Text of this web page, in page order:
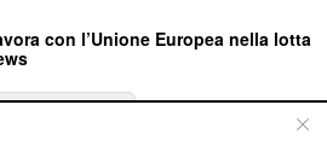
con l’Unione Europea nella lotta